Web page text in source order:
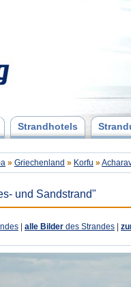
Strandhotels
» Griechenland » Korfu »
und Sandstrand"
alle Bilder des Strandes